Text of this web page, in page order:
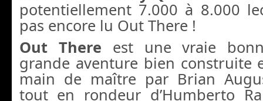
potentiellement 7.000 à 8.000
pas encore lu Out There !
Out There est une vraie
grande aventure bien construite
main de maître par Brian
tout en rondeur d’Humberto